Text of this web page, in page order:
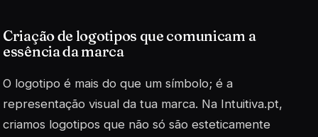
Criação de logotipos que comunicam a
essência da marca
O logotipo é mais do que um símbolo; é a
representação visual da tua marca. Na Intuitiva.pt,
criamos logotipos que não só são esteticamente